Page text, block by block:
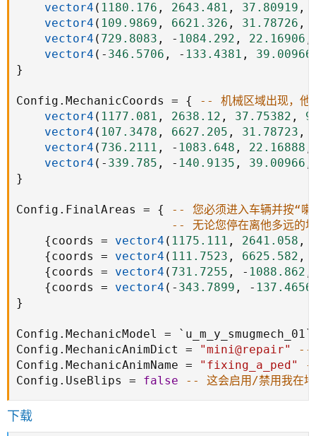
vector4 ( 1180.176 , 2643.481 , 37.80919 ,
vector4 ( 109.9869 , 6621.326 , 31.78726 ,
vector4 ( 729.8083 , - 1084.292 , 22.16906
vector4 ( - 346.5706 , - 133.4381 , 39.00966
}
Config . MechanicCoords = {
-- 机械区域出现，他
vector4 ( 1177.081 , 2638.12 , 37.75382 ,
vector4 ( 107.3478 , 6627.205 , 31.78723 ,
vector4 ( 736.2111 , - 1083.648 , 22.16888
vector4 ( - 339.785 , - 140.9135 , 39.00966
}
Config . FinalAreas = {
-- 您必须进入车辆并按“喇
-- 无论您停在离他多远的
{coords = vector4 ( 1175.111 , 2641.058 ,
{coords = vector4 ( 111.7523 , 6625.582 ,
{coords = vector4 ( 731.7255 , - 1088.862
{coords = vector4 ( - 343.7899 , - 137.4656
}
Config . MechanicModel =
Config . MechanicAnimDict = "mini@repair"
--
Config . MechanicAnimName = "fixing_a_ped"
Config . UseBlips = false -- 这会启用/禁用我在
下载